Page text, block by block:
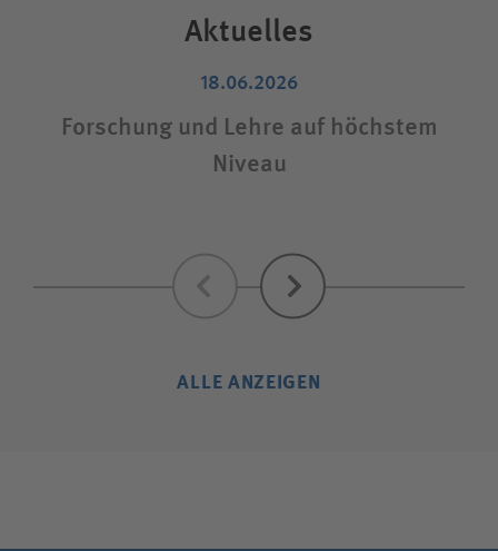
Aktuelles
18.06.2026
Forschung und Lehre auf höchstem
Niveau
Zurück Weiter
ALLE ANZEIGEN